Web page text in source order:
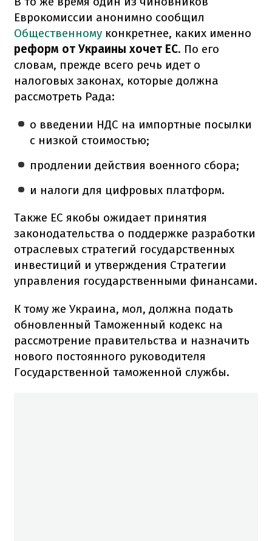
Еврокомиссии анонимно сообщил
Общественному конкретнее, каких именно
реформ от Украины хочет ЕС. По его
словам, прежде всего речь идет о
налоговых законах, которые должна
рассмотреть Рада:
о введении НДС на импортные посылки
с низкой стоимостью;
продлении действия военного сбора;
и налоги для цифровых платформ.
Также ЕС якобы ожидает принятия
законодательства о поддержке разработки
отраслевых стратегий государственных
инвестиций и утверждения Стратегии
управления государственными финансами.
К тому же Украина, мол, должна подать
обновленный Таможенный кодекс на
рассмотрение правительства и назначить
нового постоянного руководителя
Государственной таможенной службы.